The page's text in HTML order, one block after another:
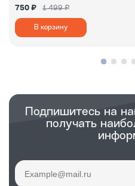
750 ₽ 1 499 ₽
В корзину
Подпишитесь на
получать